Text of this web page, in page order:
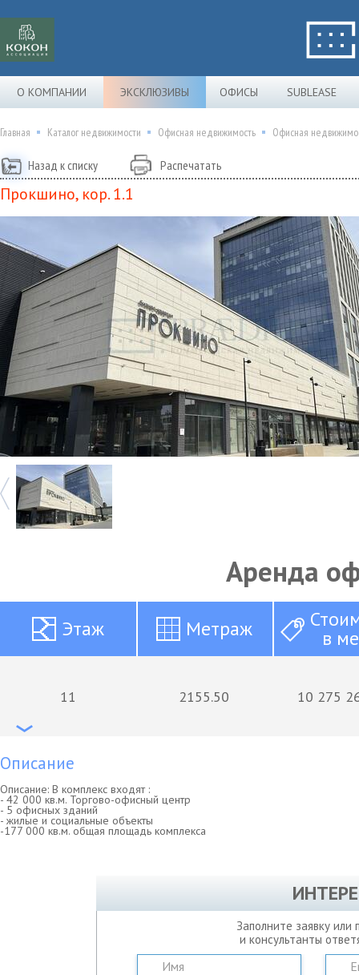
О КОМПАНИИ ЭКСКЛЮЗИВЫ ОФИСЫ SUBLEASE
Главная Каталог недвижимости Офисная недвижимость Офисная
Назад к списку Распечатать
Прокшино, кор. 1.1
Аренда
Этаж Метраж в
11 2155.50 10 275
Описание
Описание: В комплекс входят :
- 42 000 кв.м. Торгово-офисный центр
- 5 офисных зданий
- жилые и социальные объекты
-177 000 кв.м. общая площадь комплекса
Заполните заявку
и консультанты